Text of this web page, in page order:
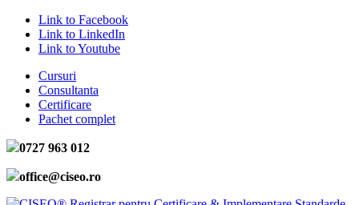
Link to Facebook
Link to LinkedIn
Link to Youtube
Cursuri
Consultanta
Certificare
Pachet complet
0727 963 012
office@ciseo.ro